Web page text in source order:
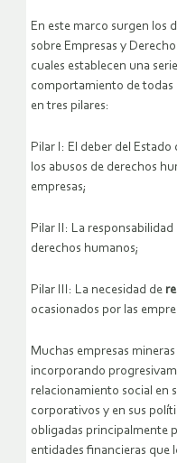
En este marco surgen los
sobre Empresas y
cuales establecen una
comportamiento de todas
en tres pilares:
Pilar I: El deber del Estado
los abusos de derechos
empresas;
Pilar II: La responsabilidad
derechos humanos;
Pilar III: La necesidad de
ocasionados por las
Muchas empresas
incorporando
relacionamiento social en
corporativos y en sus
obligadas principalmente
entidades financieras que